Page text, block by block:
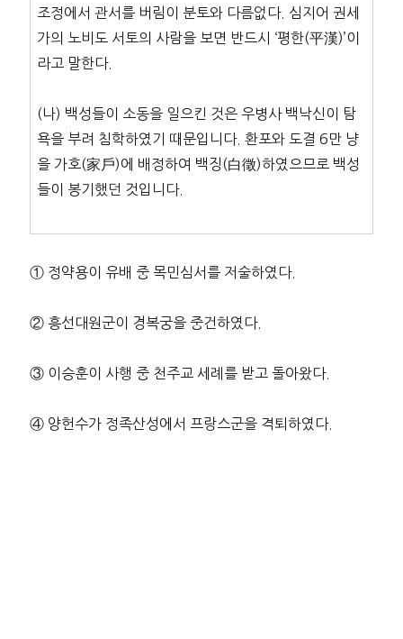
조정에서 관서를 버림이 분토와 다름없다. 심지어 권세
가의 노비도 서토의 사람을 보면 반드시 ‘평한(平漢)’이
라고 말한다.
(나) 백성들이 소동을 일으킨 것은 우병사 백낙신이 탐
욕을 부려 침학하였기 때문입니다. 환포와 도결 6만 냥
을 가호(家戶)에 배정하여 백징(白徵)하였으므로 백성
들이 봉기했던 것입니다.
① 정약용이 유배 중 목민심서를 저술하였다.
② 흥선대원군이 경복궁을 중건하였다.
③ 이승훈이 사행 중 천주교 세례를 받고 돌아왔다.
④ 양헌수가 정족산성에서 프랑스군을 격퇴하였다.